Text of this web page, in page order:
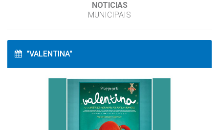
NOTICIAS
MUNICIPAIS
"VALENTINA"